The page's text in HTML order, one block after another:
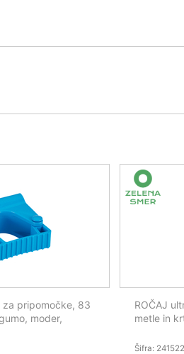
za pripomočke, 83
moder,
ROČAJ
metle in
Šifra: 241522